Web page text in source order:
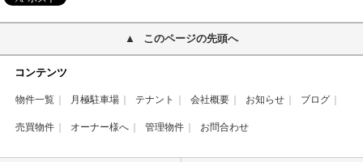
このページの先頭へ
コンテンツ
物件一覧 月極駐車場 テナント 会社概要 お知らせ ブログ
売買物件 オーナー様へ 管理物件 お問合わせ